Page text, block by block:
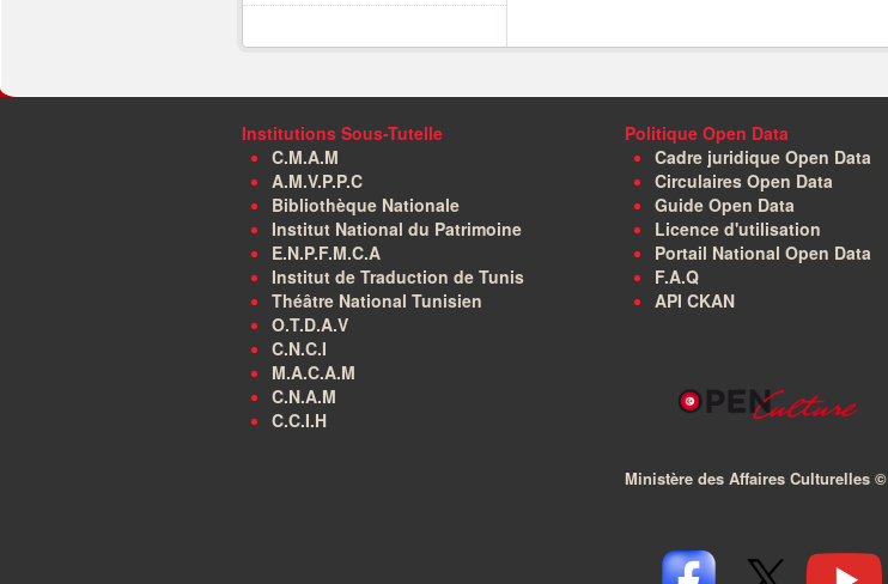
Institutions Sous-Tutelle
C.M.A.M
A.M.V.P.P.C
Bibliothèque Nationale
Institut National du Patrimoine
E.N.P.F.M.C.A
Institut de Traduction de Tunis
Théâtre National Tunisien
O.T.D.A.V
C.N.C.I
M.A.C.A.M
C.N.A.M
C.C.I.H
Politique Open Data
Cadre juridique Open Data
Circulaires Open Data
Guide Open Data
Licence d'utilisation
Portail National Open Data
F.A.Q
API CKAN
Ministère des Affaires Culturelles ©